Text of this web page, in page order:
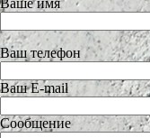
Ваше имя
Ваш телефон
Ваш E-mail
Сообщение